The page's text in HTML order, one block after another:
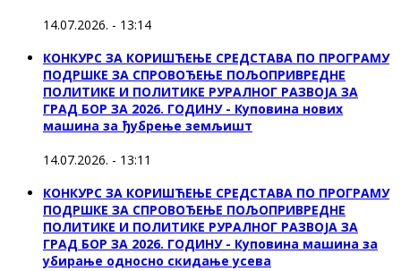
14.07.2026. - 13:14
КОНКУРС ЗА КОРИШЋЕЊЕ СРЕДСТАВА ПО ПРОГРАМУ
ПОДРШКЕ ЗА СПРОВОЂЕЊЕ ПОЉОПРИВРЕДНЕ
ПОЛИТИКЕ И ПОЛИТИКЕ РУРАЛНОГ РАЗВОЈА ЗА
ГРАД БОР ЗА 2026. ГОДИНУ - Куповина нових
машина за ђубрење земљишт
14.07.2026. - 13:11
КОНКУРС ЗА КОРИШЋЕЊЕ СРЕДСТАВА ПО ПРОГРАМУ
ПОДРШКЕ ЗА СПРОВОЂЕЊЕ ПОЉОПРИВРЕДНЕ
ПОЛИТИКЕ И ПОЛИТИКЕ РУРАЛНОГ РАЗВОЈА ЗА
ГРАД БОР ЗА 2026. ГОДИНУ - Куповинa машина за
убирање односно скидање усева